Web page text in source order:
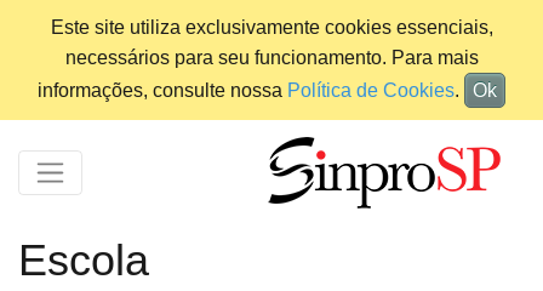
Este site utiliza exclusivamente cookies essenciais,
necessários para seu funcionamento. Para mais
informações, consulte nossa Política de Cookies. Ok
Escola